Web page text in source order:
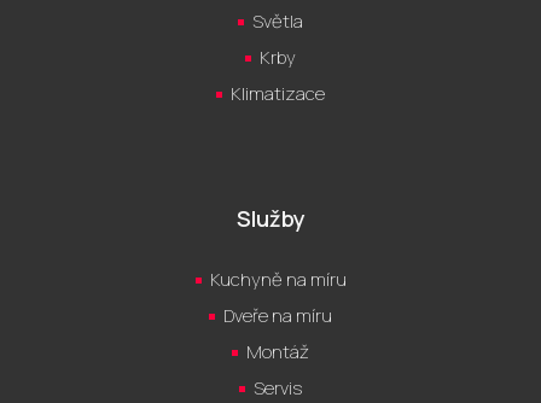
Světla
Krby
Klimatizace
Služby
Kuchyně na míru
Dveře na míru
Montáž
Servis